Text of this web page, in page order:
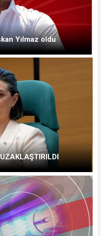
Yılmaz oldu